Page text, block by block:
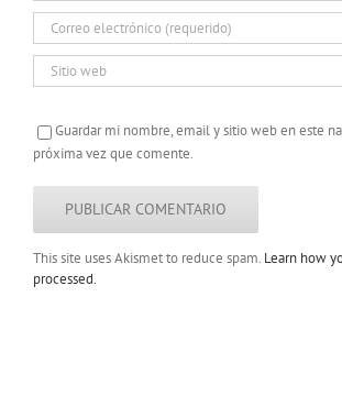
Guardar mi nombre, email y sitio web en este
próxima vez que comente.
This site uses Akismet to reduce spam. Learn how
processed.